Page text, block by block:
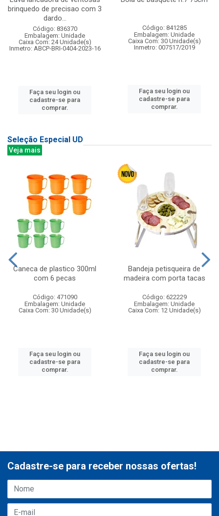
brinquedo de precisao com 3
dardo...
Código: 836370
Embalagem: Unidade
Caixa Com: 24 Unidade(s)
Inmetro: ABCP-BRI-0404-2023-16
Faça seu login ou
cadastre-se para
comprar.
Código: 841285
Embalagem: Unidade
Caixa Com: 30 Unidade(s)
Inmetro: 007517/2019
Faça seu login ou
cadastre-se para
comprar.
Seleção Especial UD
Veja mais
Caneca de plastico 300ml
com 6 pecas
Código: 471090
Embalagem: Unidade
Caixa Com: 30 Unidade(s)
Faça seu login ou
cadastre-se para
comprar.
Bandeja petisqueira de
madeira com porta tacas
Código: 622229
Embalagem: Unidade
Caixa Com: 12 Unidade(s)
Faça seu login ou
cadastre-se para
comprar.
Cadastre-se para receber nossas ofertas!